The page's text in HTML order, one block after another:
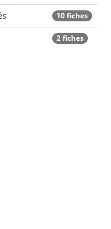
10 fiches
2 fiches